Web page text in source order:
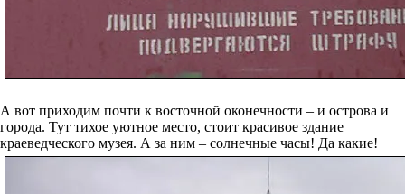
А вот приходим почти к восточной оконечности – и острова и
города. Тут тихое уютное место, стоит красивое здание
краеведческого музея. А за ним – солнечные часы! Да какие!